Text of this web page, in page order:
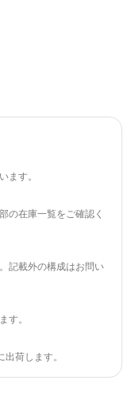
ます。
の在庫一覧をご確認く
記載外の構成はお問い
す。
荷します。